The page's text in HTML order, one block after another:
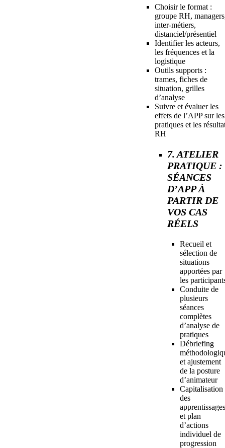
Choisir le format :
groupe RH,
inter-métiers,
distanciel/présentiel
Identifier les acteurs,
les fréquences et la
logistique
Outils supports :
trames, fiches de
situation, grilles
d’analyse
Suivre et évaluer les
effets de l’APP sur les
pratiques et les
RH
7. ATELIER
PRATIQUE :
SÉANCES
D’APP À
PARTIR DE
VOS CAS
RÉELS
Recueil et
sélection de
situations
apportées par
les
Conduite de
plusieurs
séances
complètes
d’analyse de
pratiques
Débriefing
et ajustement
de la posture
d’animateur
Capitalisation
des
apprentissages
et plan
d’actions
individuel de
progression